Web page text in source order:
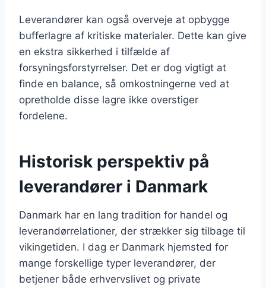
Leverandører kan også overveje at opbygge
bufferlagre af kritiske materialer. Dette kan give
en ekstra sikkerhed i tilfælde af
forsyningsforstyrrelser. Det er dog vigtigt at
finde en balance, så omkostningerne ved at
opretholde disse lagre ikke overstiger
fordelene.
Historisk perspektiv på
leverandører i Danmark
Danmark har en lang tradition for handel og
leverandørrelationer, der strækker sig tilbage til
vikingetiden. I dag er Danmark hjemsted for
mange forskellige typer leverandører, der
betjener både erhvervslivet og private